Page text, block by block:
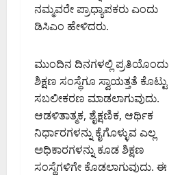
ನಮ್ಮವರೇ ಪ್ರಾಧ್ಯಾಪಕರು ಎಂದು
ಡಿಸಿಎಂ ಹೇಳಿದರು.
ಮುಂದಿನ ದಿನಗಳಲ್ಲಿ ಪ್ರತಿಯೊಂದು
ಶಿಕ್ಷಣ ಸಂಸ್ಥೆಗೂ ಸ್ವಾಯತ್ತತೆ ಕೊಟ್ಟು
ಸಬಲೀಕರಣ ಮಾಡಲಾಗುವುದು.
ಆಡಳಿತಾತ್ಮಕ, ಶೈಕ್ಷಣಿಕ, ಆರ್ಥಿಕ
ನಿರ್ಧಾರಗಳನ್ನು ಕೈಗೊಳ್ಳುವ ಎಲ್ಲ
ಅಧಿಕಾರಗಳನ್ನು ಕೂಡ ಶಿಕ್ಷಣ
ಸಂಸ್ಥೆಗಳಿಗೇ ಕೊಡಲಾಗುವುದು. ಈ